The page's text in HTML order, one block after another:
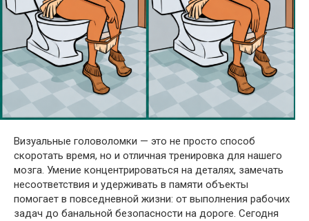
Визуальные головоломки — это не просто способ
скоротать время, но и отличная тренировка для нашего
мозга. Умение концентрироваться на деталях, замечать
несоответствия и удерживать в памяти объекты
помогает в повседневной жизни: от выполнения рабочих
задач до банальной безопасности на дороге. Сегодня